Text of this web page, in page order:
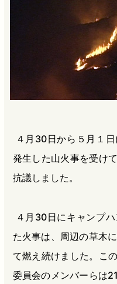
４月30日から５月１
発生した山火事を受け
抗議しました。
４月30日にキャンプ
た火事は、周辺の草木
て燃え続けました。こ
委員会のメンバーらは